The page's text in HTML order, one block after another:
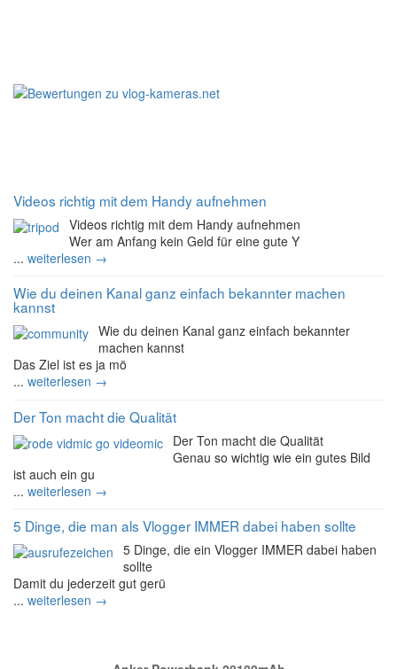
Videos richtig mit dem Handy aufnehmen
Videos richtig mit dem Handy aufnehmen
Wer am Anfang kein Geld für eine gute Y
... weiterlesen →
Wie du deinen Kanal ganz einfach bekannter machen
kannst
Wie du deinen Kanal ganz einfach bekannter
machen kannst
Das Ziel ist es ja mö
... weiterlesen →
Der Ton macht die Qualität
Der Ton macht die Qualität
Genau so wichtig wie ein gutes Bild
ist auch ein gu
... weiterlesen →
5 Dinge, die man als Vlogger IMMER dabei haben sollte
5 Dinge, die ein Vlogger IMMER dabei haben
sollte
Damit du jederzeit gut gerü
... weiterlesen →